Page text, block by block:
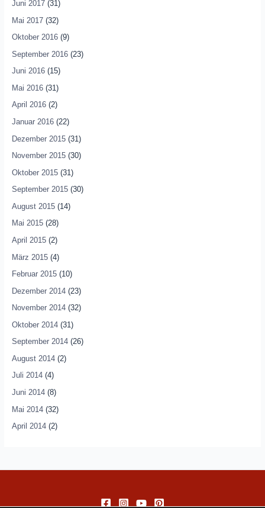
Juni 2017(31)
Mai 2017(32)
Oktober 2016(9)
September 2016(23)
Juni 2016(15)
Mai 2016(31)
April 2016(2)
Januar 2016(22)
Dezember 2015(31)
November 2015(30)
Oktober 2015(31)
September 2015(30)
August 2015(14)
Mai 2015(28)
April 2015(2)
März 2015(4)
Februar 2015(10)
Dezember 2014(23)
November 2014(32)
Oktober 2014(31)
September 2014(26)
August 2014(2)
Juli 2014(4)
Juni 2014(8)
Mai 2014(32)
April 2014(2)